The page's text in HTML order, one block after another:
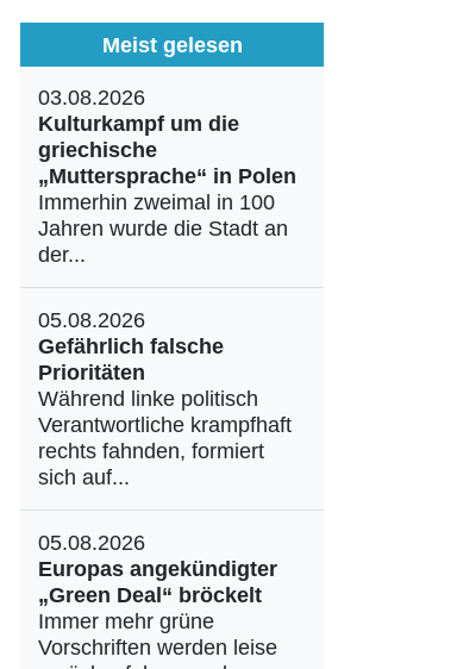
Meist gelesen
03.08.2026
Kulturkampf um die
griechische
„Muttersprache“ in Polen
Immerhin zweimal in 100
Jahren wurde die Stadt an
der...
05.08.2026
Gefährlich falsche
Prioritäten
Während linke politisch
Verantwortliche krampfhaft
rechts fahnden, formiert
sich auf...
05.08.2026
Europas angekündigter
„Green Deal“ bröckelt
Immer mehr grüne
Vorschriften werden leise